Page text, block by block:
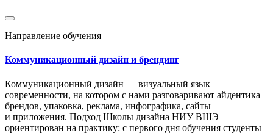
Направление обучения
Коммуникационный дизайн и брендинг
Коммуникационный дизайн — визуальный язык
современности, на котором с нами разговаривают айдентика
брендов, упаковка, реклама, инфографика, сайты
и приложения. Подход Школы дизайна НИУ ВШЭ
ориентирован на практику: с первого дня обучения студенты